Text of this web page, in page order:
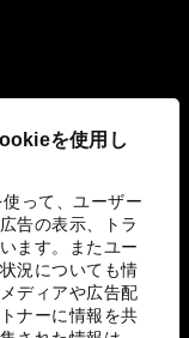
を使用し
って、ユーザー
告の表示、トラ
ます。またユー
況についても情
ディアや広告配
ナーに情報を共